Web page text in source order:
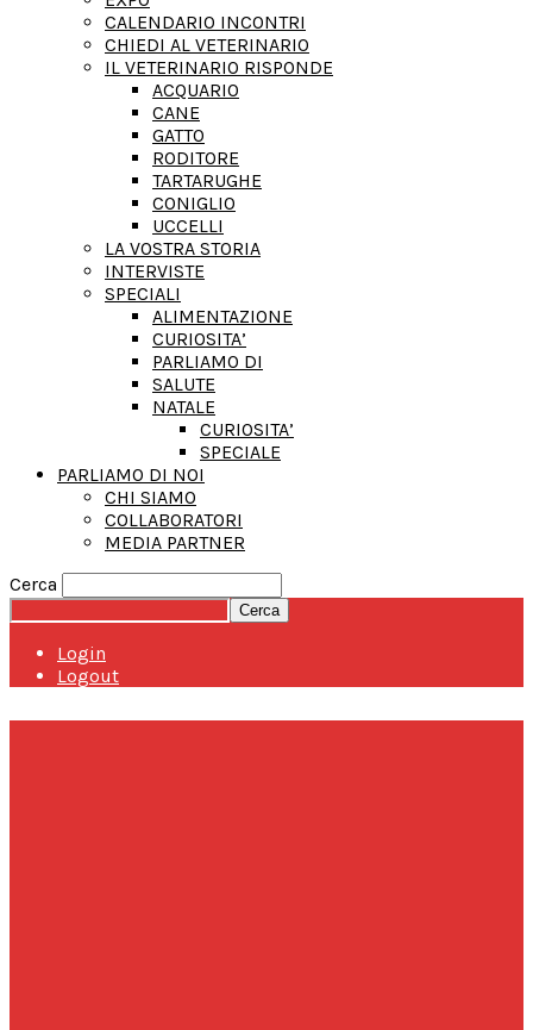
CALENDARIO INCONTRI
CHIEDI AL VETERINARIO
IL VETERINARIO RISPONDE
ACQUARIO
CANE
GATTO
RODITORE
TARTARUGHE
CONIGLIO
UCCELLI
LA VOSTRA STORIA
INTERVISTE
SPECIALI
ALIMENTAZIONE
CURIOSITA’
PARLIAMO DI
SALUTE
NATALE
CURIOSITA’
SPECIALE
PARLIAMO DI NOI
CHI SIAMO
COLLABORATORI
MEDIA PARTNER
Cerca
Login
Logout